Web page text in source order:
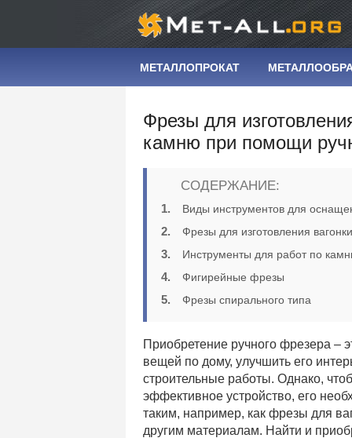
МЕТАЛЛОПРОКАТ
Фрезы для
камню при помощи
СОДЕРЖАНИЕ:
Виды инструментов для
Фрезы для изготовления вагонки
Инструменты для работ по
Фигирейные фрезы
Фрезы спирального типа
Приобретение ручного фрезера –
вещей по дому, улучшить его
строительные работы. Однако,
эффективное устройство, его
таким, например, как фрезы для
другим материалам. Найти и